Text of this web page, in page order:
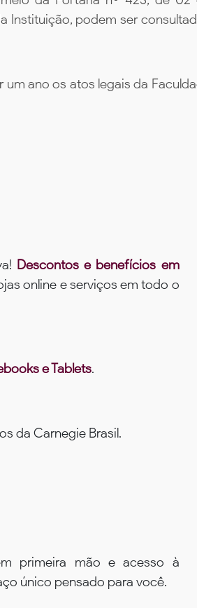
Instituição, podem ser
ano os atos legais da
Descontos e benefícios em
online e serviços em todo o
e Tablets.
da Carnegie Brasil.
primeira mão e acesso à
único pensado para você.